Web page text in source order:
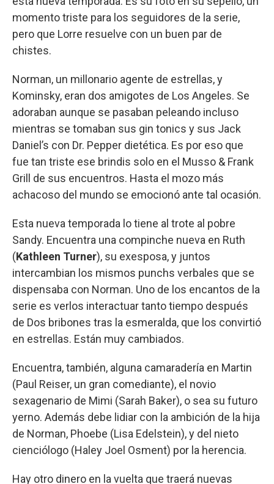
momento triste para los seguidores de la serie,
pero que Lorre resuelve con un buen par de
chistes.
Norman, un millonario agente de estrellas, y
Kominsky, eran dos amigotes de Los Angeles. Se
adoraban aunque se pasaban peleando incluso
mientras se tomaban sus gin tonics y sus Jack
Daniel’s con Dr. Pepper dietética. Es por eso que
fue tan triste ese brindis solo en el Musso & Frank
Grill de sus encuentros. Hasta el mozo más
achacoso del mundo se emocionó ante tal ocasión.
Esta nueva temporada lo tiene al trote al pobre
Sandy. Encuentra una compinche nueva en Ruth
(Kathleen Turner), su exesposa, y juntos
intercambian los mismos punchs verbales que se
dispensaba con Norman. Uno de los encantos de la
serie es verlos interactuar tanto tiempo después
de Dos bribones tras la esmeralda, que los convirtió
en estrellas. Están muy cambiados.
Encuentra, también, alguna camaradería en Martin
(Paul Reiser, un gran comediante), el novio
sexagenario de Mimi (Sarah Baker), o sea su futuro
yerno. Además debe lidiar con la ambición de la hija
de Norman, Phoebe (Lisa Edelstein), y del nieto
cienciólogo (Haley Joel Osment) por la herencia.
Hay otro dinero en la vuelta que traerá nuevas